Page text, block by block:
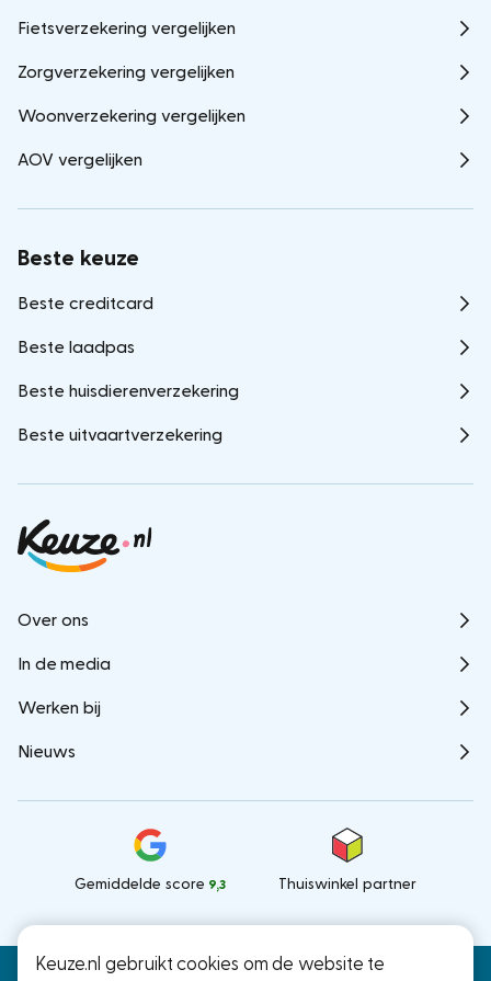
Keuze.nl gebruikt cookies om de website te
Over ons
In de media
Werken bij
Nieuws
Gemiddelde score 9,3 Thuiswinkel partner
Fietsverzekering vergelijken
Zorgverzekering vergelijken
Woonverzekering vergelijken
AOV vergelijken
Beste keuze
Beste creditcard
Beste laadpas
Beste huisdierenverzekering
Beste uitvaartverzekering